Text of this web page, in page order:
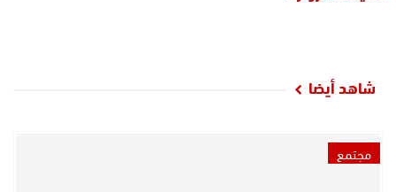
شاهد أيضا
مجتمع